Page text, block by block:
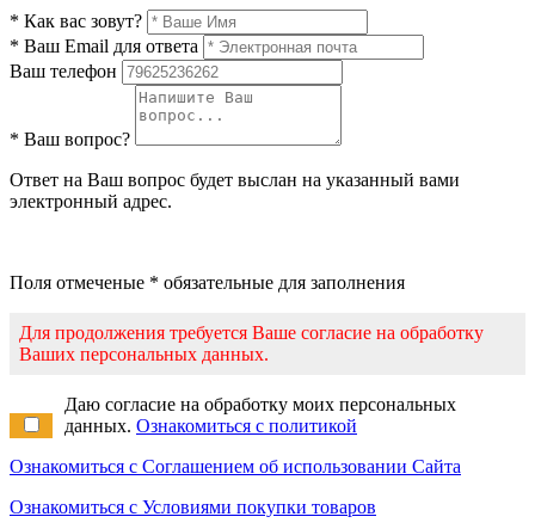
* Как вас зовут?
* Ваш Email для ответа
Ваш телефон
* Ваш вопрос?
Ответ на Ваш вопрос будет выслан на указанный вами
электронный адрес.
Поля отмеченые * обязательные для заполнения
Для продолжения требуется Ваше согласие на обработку
Ваших персональных данных.
Даю согласие на обработку моих персональных
данных. Ознакомиться с политикой
Ознакомиться с Соглашением об использовании Сайта
Ознакомиться с Условиями покупки товаров